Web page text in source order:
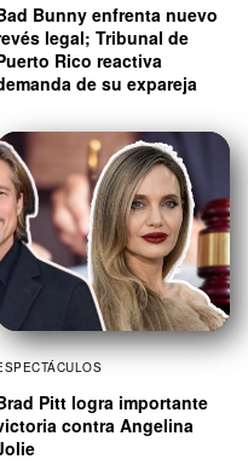
Bunny enfrenta nuevo
legal; Tribunal de
Rico reactiva
de su expareja
Pitt logra importante
contra Angelina